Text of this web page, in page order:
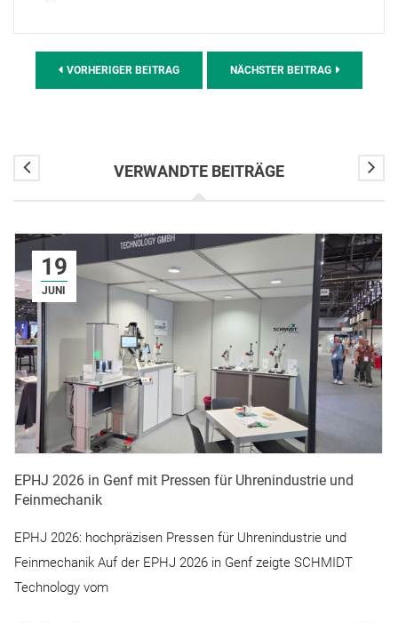
VORHERIGER BEITRAG NÄCHSTER BEITRAG
VERWANDTE BEITRÄGE
19
JUNI
EPHJ 2026 in Genf mit Pressen für Uhrenindustrie und
Feinmechanik
EPHJ 2026: hochpräzisen Pressen für Uhrenindustrie und
Feinmechanik Auf der EPHJ 2026 in Genf zeigte SCHMIDT
Technology vom